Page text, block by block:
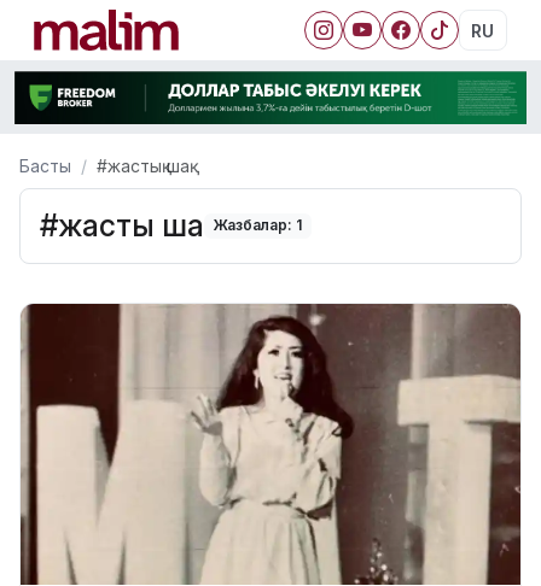
RU
Басты #жастық шақ
#жастық шақ Жазбалар: 1